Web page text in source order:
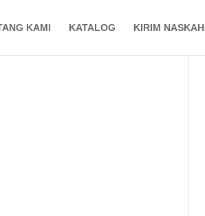
KAMI KATALOG KIRIM NASKAH